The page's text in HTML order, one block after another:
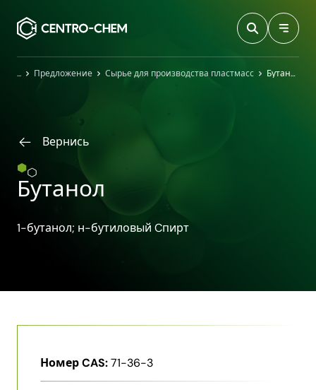
ГлавнаяПредложение Сырье для производства пластмасс Бутанол
Вернись
Бутанол
1-​бутанол; н-бутиловый Cпирт
Номер CAS:71-36-3